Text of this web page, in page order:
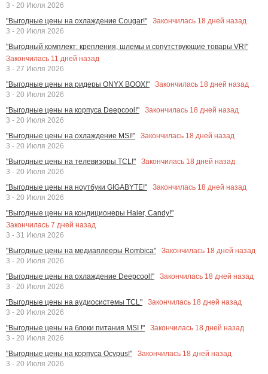
3 - 20 Июля 2026
"Выгодные цены на охлаждение Cougar!"
Закончилась 18 дней назад
3 - 20 Июля 2026
"Выгодный комплект: крепления, шлемы и сопутствующие товары VR!"
Закончилась 11 дней назад
3 - 27 Июля 2026
"Выгодные цены на ридеры ONYX BOOX!"
Закончилась 18 дней назад
3 - 20 Июля 2026
"Выгодные цены на корпуса Deepcool!"
Закончилась 18 дней назад
3 - 20 Июля 2026
"Выгодные цены на охлаждение MSI!"
Закончилась 18 дней назад
3 - 20 Июля 2026
"Выгодные цены на телевизоры TCL!"
Закончилась 18 дней назад
3 - 20 Июля 2026
"Выгодные цены на ноутбуки GIGABYTE!"
Закончилась 18 дней назад
3 - 20 Июля 2026
"Выгодные цены на кондиционеры Haier, Candy!"
Закончилась 7 дней назад
3 - 31 Июля 2026
"Выгодные цены на медиаплееры Rombica"
Закончилась 18 дней назад
3 - 20 Июля 2026
"Выгодные цены на охлаждение Deepcool!"
Закончилась 18 дней назад
3 - 20 Июля 2026
"Выгодные цены на аудиосистемы TCL"
Закончилась 18 дней назад
3 - 20 Июля 2026
"Выгодные цены на блоки питания MSI !"
Закончилась 18 дней назад
3 - 20 Июля 2026
"Выгодные цены на корпуса Ocypus!"
Закончилась 18 дней назад
3 - 20 Июля 2026